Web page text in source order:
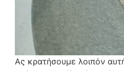
Ας κρατήσουμε λοιπόν